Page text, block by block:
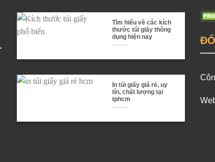
Tìm hiểu về các kích
thước túi giấy thông
dụng hiện nay
In túi giấy giá rẻ, uy
tín, chất lượng tại
tphcm